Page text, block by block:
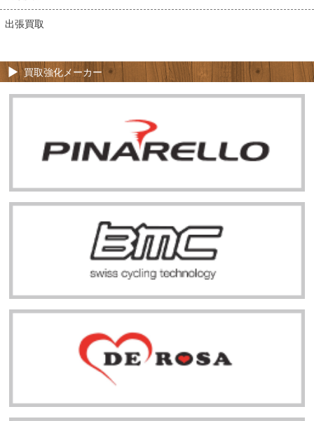
出張買取
買取強化メーカー